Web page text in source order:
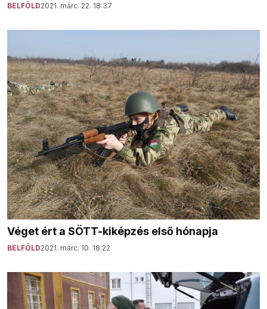
BELFÖLD2021. márc. 22. 18:37
Véget ért a SÖTT-kiképzés első hónapja
BELFÖLD2021. márc. 10. 18:22